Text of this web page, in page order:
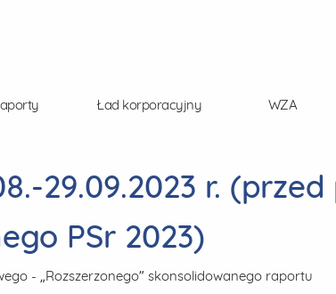
Ład korporacyjny WZA
29.09.2023 r.
PSr 2023)
- „Rozszerzonego” skonsolidowanego raportu